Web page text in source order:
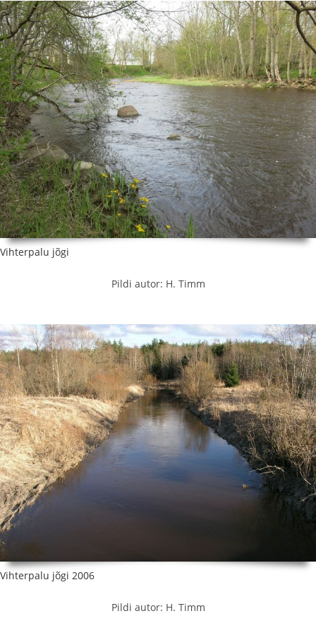
Vihterpalu jõgi
Pildi autor: H. Timm
Vihterpalu jõgi 2006
Pildi autor: H. Timm